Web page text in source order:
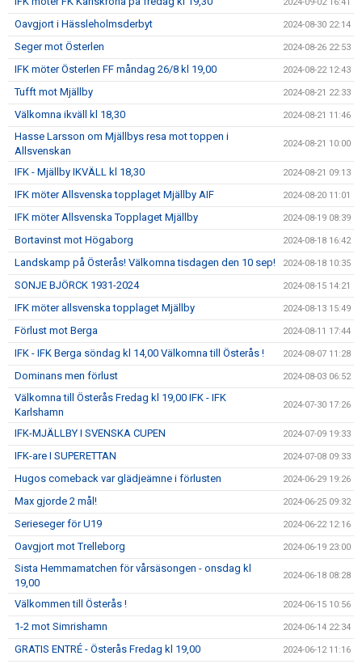
Oavgjort i Hässleholmsderbyt 2024-08-30 22:14
Seger mot Österlen 2024-08-26 22:53
IFK möter Österlen FF måndag 26/8 kl 19,00 2024-08-22 12:43
Tufft mot Mjällby 2024-08-21 22:33
Välkomna ikväll kl 18,30 2024-08-21 11:46
Hasse Larsson om Mjällbys resa mot toppen i
Allsvenskan
2024-08-21 10:00
IFK - Mjällby IKVÄLL kl 18,30 2024-08-21 09:13
IFK möter Allsvenska topplaget Mjällby AIF 2024-08-20 11:01
IFK möter Allsvenska Topplaget Mjällby 2024-08-19 08:39
Bortavinst mot Högaborg 2024-08-18 16:42
Landskamp på Österås! Välkomna tisdagen den 10 sep! 2024-08-18 10:35
SONJE BJÖRCK 1931-2024 2024-08-15 14:21
IFK möter allsvenska topplaget Mjällby 2024-08-13 15:49
Förlust mot Berga 2024-08-11 17:44
IFK - IFK Berga söndag kl 14,00 Välkomna till Österås ! 2024-08-07 11:28
Dominans men förlust 2024-08-03 06:52
Välkomna till Österås Fredag kl 19,00 IFK - IFK
Karlshamn
2024-07-30 17:26
IFK-MJÄLLBY I SVENSKA CUPEN 2024-07-09 19:33
IFK-are I SUPERETTAN 2024-07-08 09:33
Hugos comeback var glädjeämne i förlusten 2024-06-29 19:26
Max gjorde 2 mål! 2024-06-25 09:32
Serieseger för U19 2024-06-22 12:16
Oavgjort mot Trelleborg 2024-06-19 23:00
Sista Hemmamatchen för vårsäsongen - onsdag kl
19,00
2024-06-18 08:28
Välkommen till Österås ! 2024-06-15 10:56
1-2 mot Simrishamn 2024-06-14 22:34
GRATIS ENTRÉ - Österås Fredag kl 19,00 2024-06-12 11:16